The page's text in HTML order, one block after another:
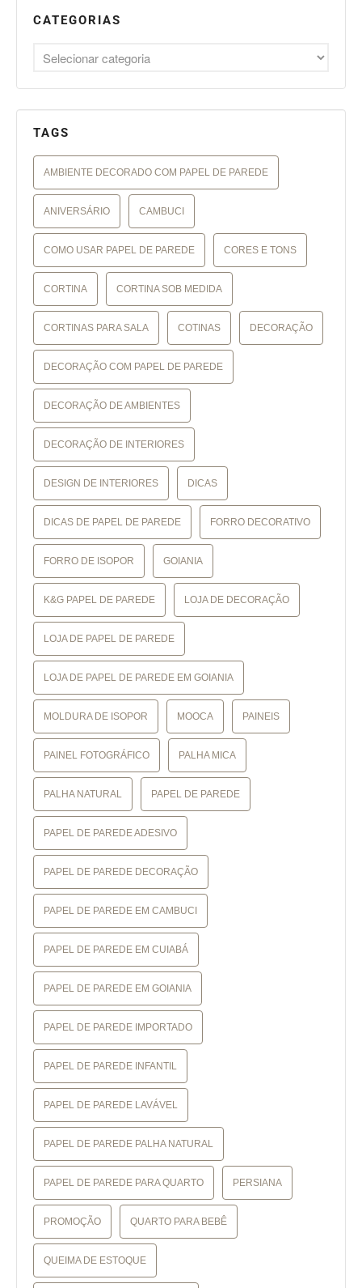
CATEGORIAS
TAGS
AMBIENTE DECORADO COM PAPEL DE PAREDE
ANIVERSÁRIO CAMBUCI
COMO USAR PAPEL DE PAREDE CORES E TONS
CORTINA CORTINA SOB MEDIDA
CORTINAS PARA SALA COTINAS DECORAÇÃO
DECORAÇÃO COM PAPEL DE PAREDE
DECORAÇÃO DE AMBIENTES
DECORAÇÃO DE INTERIORES
DESIGN DE INTERIORES DICAS
DICAS DE PAPEL DE PAREDE FORRO DECORATIVO
FORRO DE ISOPOR GOIANIA
K&G PAPEL DE PAREDE LOJA DE DECORAÇÃO
LOJA DE PAPEL DE PAREDE
LOJA DE PAPEL DE PAREDE EM GOIANIA
MOLDURA DE ISOPOR MOOCA PAINEIS
PAINEL FOTOGRÁFICO PALHA MICA
PALHA NATURAL PAPEL DE PAREDE
PAPEL DE PAREDE ADESIVO
PAPEL DE PAREDE DECORAÇÃO
PAPEL DE PAREDE EM CAMBUCI
PAPEL DE PAREDE EM CUIABÁ
PAPEL DE PAREDE EM GOIANIA
PAPEL DE PAREDE IMPORTADO
PAPEL DE PAREDE INFANTIL
PAPEL DE PAREDE LAVÁVEL
PAPEL DE PAREDE PALHA NATURAL
PAPEL DE PAREDE PARA QUARTO PERSIANA
PROMOÇÃO QUARTO PARA BEBÊ
QUEIMA DE ESTOQUE